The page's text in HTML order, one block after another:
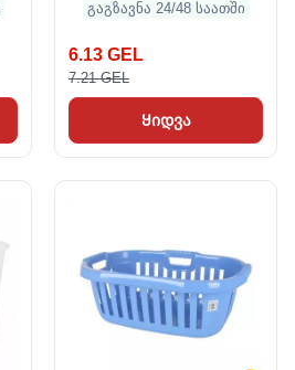
გაგზავნა 24/48 საათში
6.13 GEL
7.21 GEL
Ყიდვა